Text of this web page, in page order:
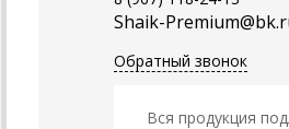
Shaik-
Обратный звонок
Вся продукция